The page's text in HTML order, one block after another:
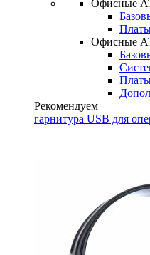
Офисные
Офисные
Рекомендуем
гарнитура USB для